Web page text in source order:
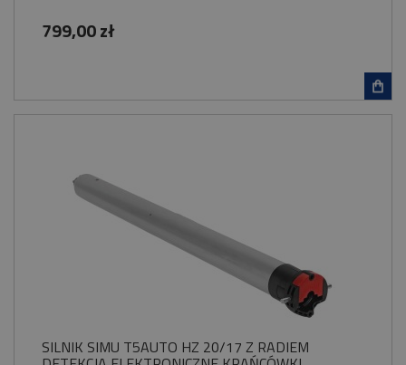
799,00 zł
SILNIK SIMU T5AUTO HZ 20/17 Z RADIEM